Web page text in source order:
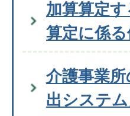
加算算定
算定に係
介護事業
出システ